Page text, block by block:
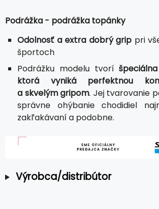
Podrážka - podrážka topánky
Odolnosť a extra dobrý grip pri
športoch
Podrážku modelu tvorí
ktorá vyniká perfektnou
a skvelým gripom. Jej tvarovanie
správne ohýbanie chodidiel
zakľakávaní a podobne.
Výrobca/distribútor